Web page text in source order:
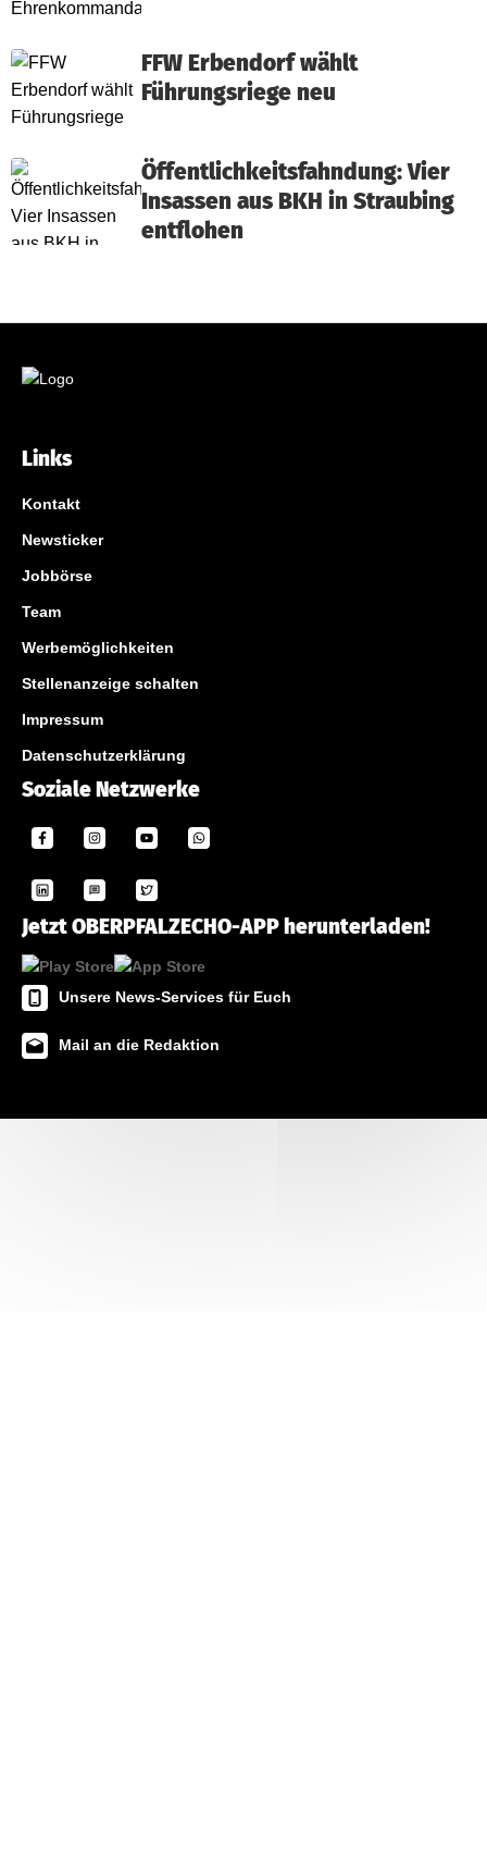
FFW Erbendorf wählt
Führungsriege neu
Öffentlichkeitsfahndung: Vier
Insassen aus BKH in Straubing
entflohen
Links
Kontakt
Newsticker
Jobbörse
Team
Werbemöglichkeiten
Stellenanzeige schalten
Impressum
Datenschutzerklärung
Soziale Netzwerke
Jetzt OBERPFALZECHO-APP herunterladen!
Unsere News-Services für Euch
Mail an die Redaktion